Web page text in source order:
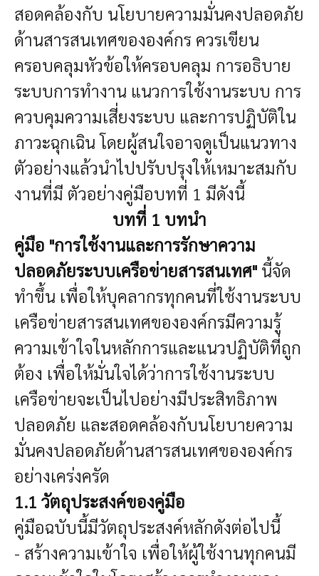
สอดคล้องกับ นโยบายความมั่นคงปลอดภัย
ด้านสารสนเทศขององค์กร ควรเขียน
ครอบคลุมหัวข้อให้ครอบคลุม การอธิบาย
ระบบการทำงาน แนวการใช้งานระบบ การ
ควบคุมความเสี่ยงระบบ และการปฏิบัติใน
ภาวะฉุกเฉิน โดยผู้สนใจอาจดูเป็นแนวทาง
ตัวอย่างแล้วนำไปปรับปรุงให้เหมาะสมกับ
งานที่มี ตัวอย่างคู่มือบทที่ 1 มีดังนี้
บทที่ 1 บทนำ
คู่มือ "การใช้งานและการรักษาความ
ปลอดภัยระบบเครือข่ายสารสนเทศ" นี้จัด
ทำขึ้น เพื่อให้บุคลากรทุกคนที่ใช้งานระบบ
เครือข่ายสารสนเทศขององค์กรมีความรู้
ความเข้าใจในหลักการและแนวปฏิบัติที่ถูก
ต้อง เพื่อให้มั่นใจได้ว่าการใช้งานระบบ
เครือข่ายจะเป็นไปอย่างมีประสิทธิภาพ
ปลอดภัย และสอดคล้องกับนโยบายความ
มั่นคงปลอดภัยด้านสารสนเทศขององค์กร
อย่างเคร่งครัด
1.1 วัตถุประสงค์ของคู่มือ
คู่มือฉบับนี้มีวัตถุประสงค์หลักดังต่อไปนี้
- สร้างความเข้าใจ เพื่อให้ผู้ใช้งานทุกคนมี